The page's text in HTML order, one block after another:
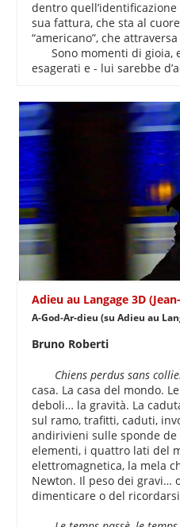
dentro
sua fattura, che sta al
“americano”, che
Sono momenti di gioia,
esagerati e - lui sarebbe
Adieu au Langage 3D
A-God-Ar-dieu (su Adieu au
Bruno Roberti
Chiens perdus sans
casa. La casa del mondo.
deboli… la gravità. La
sul ramo, trafitti, caduti,
andirivieni sulle sponde de
elementi, i quattro lati del
elettromagnetica, la mela
Newton. Il peso dei gravi…
dimenticare o del